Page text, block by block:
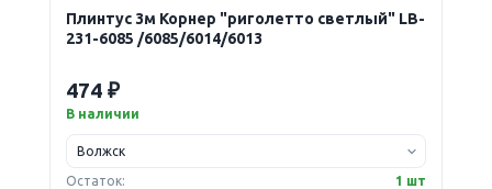
Плинтус 3м Корнер "риголетто светлый" LB-
231-6085 /6085/6014/6013
474 ₽
В наличии
Остаток: 1 шт